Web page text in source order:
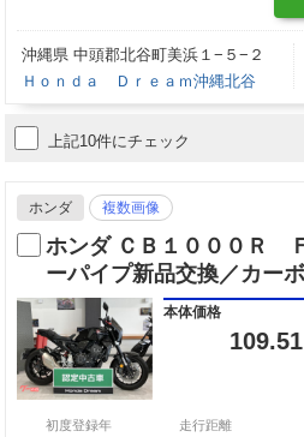
沖縄県 中頭郡北谷町美浜１−５−２
Ｈｏｎｄａ Ｄｒｅａｍ沖縄北谷
上記10件にチェック
ホンダ 複数画像
ホンダ ＣＢ１０００Ｒ
ーパイプ新品交換／カー
本体価格
109.51
初度登録年
走行距離